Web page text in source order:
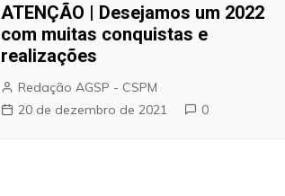
ATENÇÃO | Desejamos um 2022
com muitas conquistas e
realizações
Redação AGSP - CSPM
20 de dezembro de 2021
0